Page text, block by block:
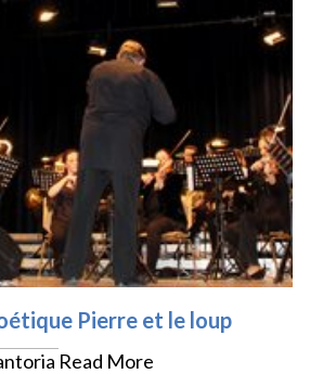
Pierre et le loup
Read More